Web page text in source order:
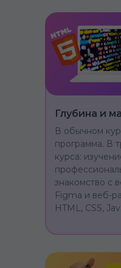
Глубина и
В обычном
программа. В
курса:
знакомство с
Figma и веб-
HTML, CSS,